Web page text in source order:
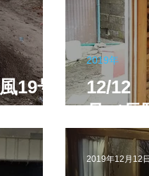
19号
12/12
号（長
2019年
2019年12月12